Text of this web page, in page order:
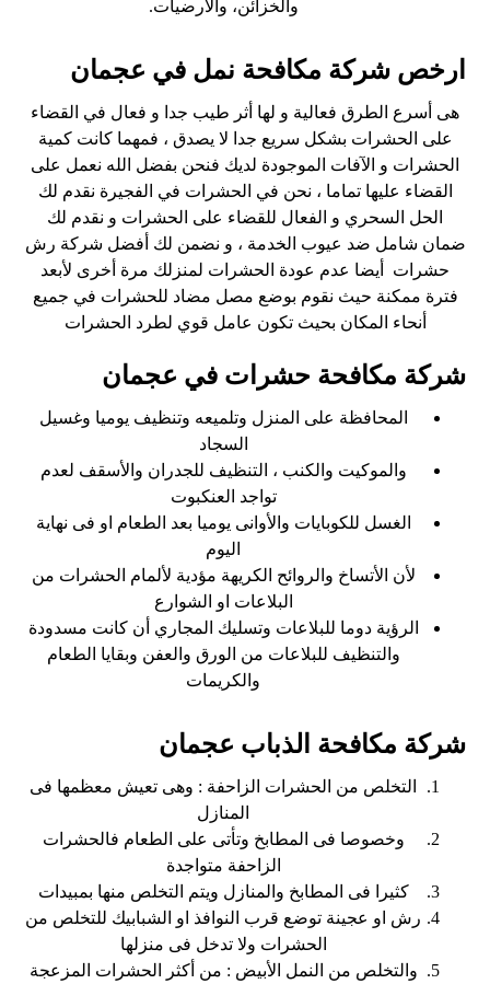
والخزائن، والأرضيات.
ارخص شركة مكافحة نمل في عجمان
هى أسرع الطرق فعالية و لها أثر طيب جدا و فعال في القضاء
على الحشرات بشكل سريع جدا لا يصدق ، فمهما كانت كمية
الحشرات و الآفات الموجودة لديك فنحن بفضل الله نعمل على
القضاء عليها تماما ، نحن في الحشرات في الفجيرة نقدم لك
الحل السحري و الفعال للقضاء على الحشرات و نقدم لك
ضمان شامل ضد عيوب الخدمة ، و نضمن لك أفضل شركة رش
حشرات أيضا عدم عودة الحشرات لمنزلك مرة أخرى لأبعد
فترة ممكنة حيث نقوم بوضع مصل مضاد للحشرات في جميع
أنحاء المكان بحيث تكون عامل قوي لطرد الحشرات
شركة مكافحة حشرات في عجمان
المحافظة على المنزل وتلميعه وتنظيف يوميا وغسيل
السجاد
والموكيت والكنب ، التنظيف للجدران والأسقف لعدم
تواجد العنكبوت
الغسل للكوبايات والأوانى يوميا بعد الطعام او فى نهاية
اليوم
لأن الأتساخ والروائح الكريهة مؤدية لألمام الحشرات من
البلاعات او الشوارع
الرؤية دوما للبلاعات وتسليك المجاري أن كانت مسدودة
والتنظيف للبلاعات من الورق والعفن وبقايا الطعام
والكريمات
شركة مكافحة الذباب عجمان
التخلص من الحشرات الزاحفة : وهى تعيش معظمها فى
المنازل
وخصوصا فى المطابخ وتأتى على الطعام فالحشرات
الزاحفة متواجدة
كثيرا فى المطابخ والمنازل ويتم التخلص منها بمبيدات
رش او عجينة توضع قرب النوافذ او الشبابيك للتخلص من
الحشرات ولا تدخل فى منزلها
والتخلص من النمل الأبيض : من أكثر الحشرات المزعجة